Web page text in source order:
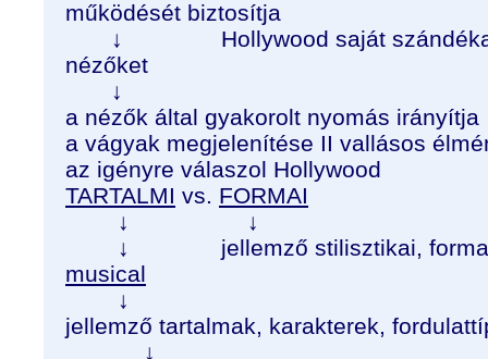
működését biztosítja
↓ Hollywood saját szándéka
nézőket
↓
a nézők által gyakorolt nyomás irányítja
a vágyak megjelenítése II vallásos
az igényre válaszol Hollywood
TARTALMI vs. FORMAI
↓ ↓
↓ jellemző stilisztikai, formai
musical
↓
jellemző tartalmak, karakterek,
↓